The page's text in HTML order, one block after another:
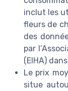
inclut les
fleurs de
des
par
(EIHA)
Le prix
situe